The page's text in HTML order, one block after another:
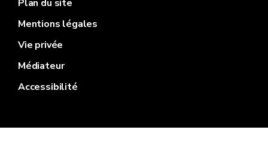
Plan du site
Mentions légales
Vie privée
Médiateur
Accessibilité